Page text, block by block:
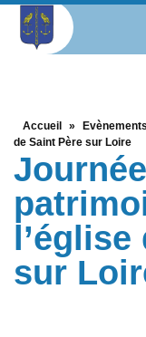
Accueil » Evènements
de Saint Père sur Loire
l’église
sur